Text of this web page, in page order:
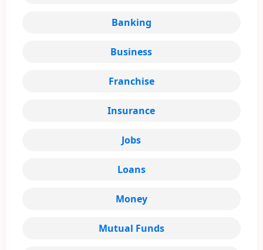
Banking
Business
Franchise
Insurance
Jobs
Loans
Money
Mutual Funds